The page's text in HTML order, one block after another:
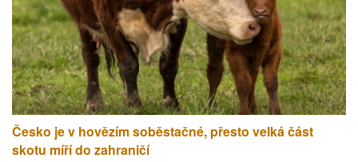
Česko je v hovězím soběstačné, přesto velká část
skotu míří do zahraničí